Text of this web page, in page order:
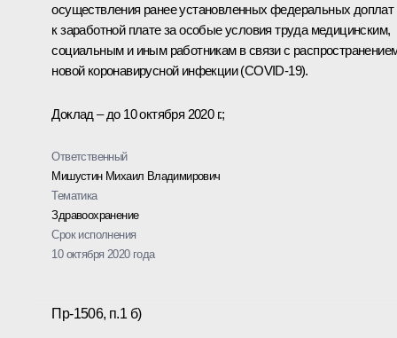
осуществления ранее установленных федеральных доплат
к заработной плате за особые условия труда медицинским,
социальным и иным работникам в связи с
новой коронавирусной инфекции (COVID-19).
Доклад – до 10 октября 2020 г.;
Ответственный
Мишустин Михаил Владимирович
Тематика
Здравоохранение
Срок исполнения
10 октября 2020 года
Пр-1506, п.1 б)